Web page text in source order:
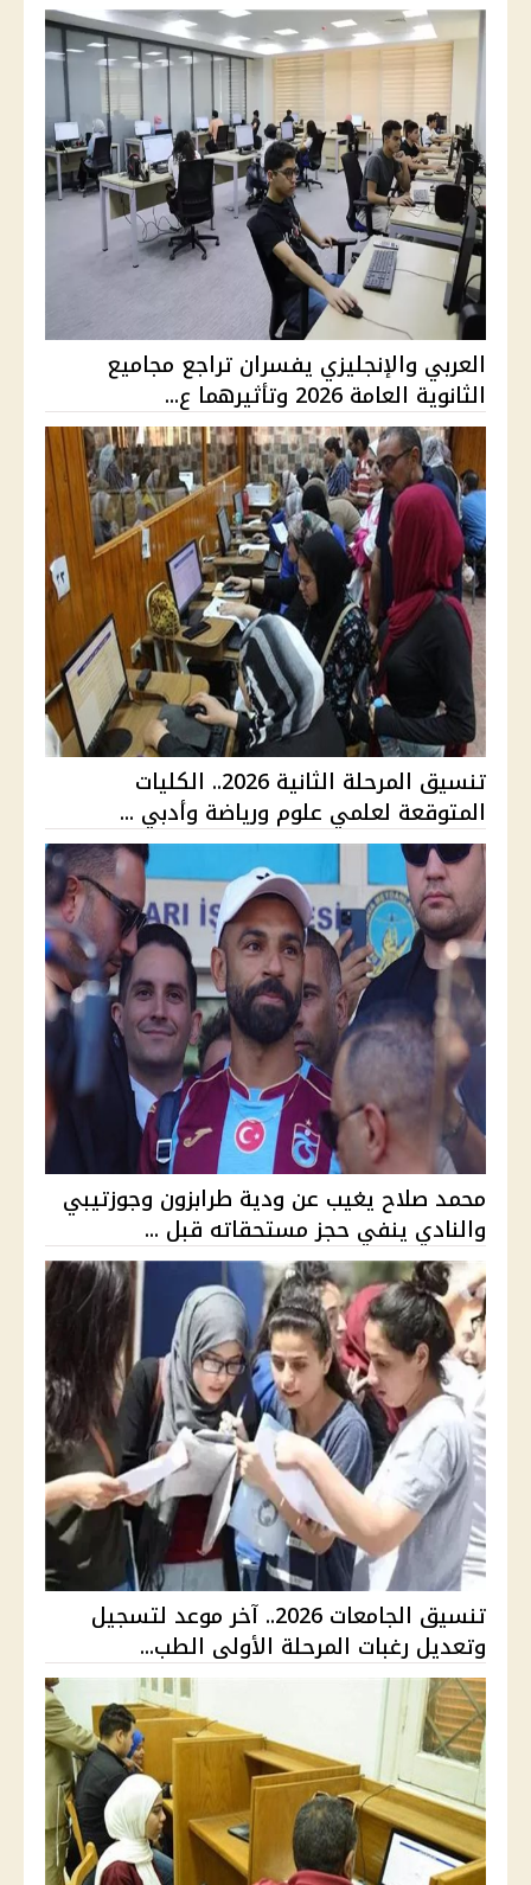
العربي والإنجليزي يفسران تراجع مجاميع
الثانوية العامة 2026 وتأثيرهما ع...
تنسيق المرحلة الثانية 2026.. الكليات
المتوقعة لعلمي علوم ورياضة وأدبي ...
محمد صلاح يغيب عن ودية طرابزون وجوزتيبي
والنادي ينفي حجز مستحقاته قبل ...
تنسيق الجامعات 2026.. آخر موعد لتسجيل
وتعديل رغبات المرحلة الأولى الطب...